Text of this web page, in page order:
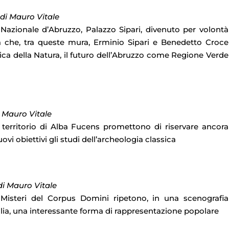
Mauro Vitale
d’Abruzzo, Palazzo Sipari, divenuto per volontà
tra queste mura, Erminio Sipari e Benedetto Croce
della Natura, il futuro dell’Abruzzo come Regione Verde
Vitale
di Alba Fucens promettono di riservare ancora
obiettivi gli studi dell’archeologia classica
Mauro Vitale
del Corpus Domini ripetono, in una scenografia
una interessante forma di rappresentazione popolare